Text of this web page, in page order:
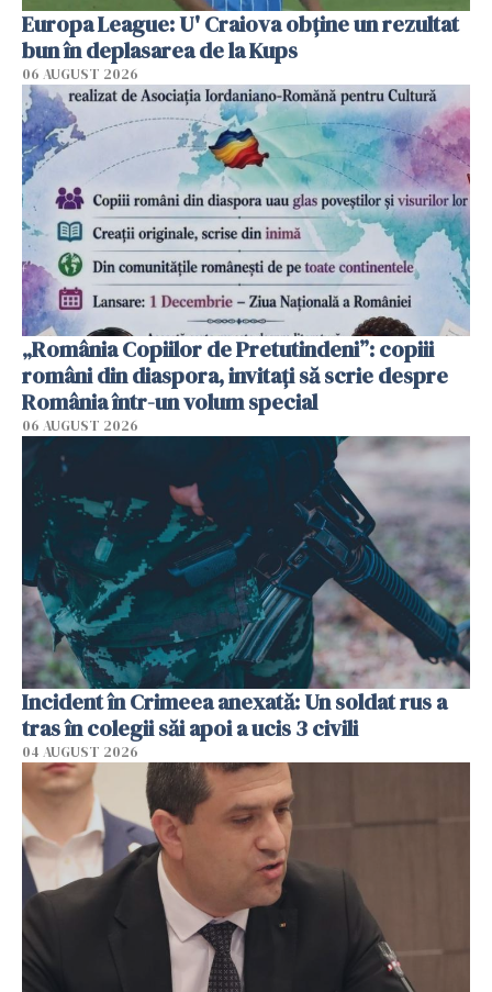
Europa League: U' Craiova obține un rezultat
bun în deplasarea de la Kups
06 AUGUST 2026
„România Copiilor de Pretutindeni”: copiii
români din diaspora, invitați să scrie despre
România într-un volum special
06 AUGUST 2026
Incident în Crimeea anexată: Un soldat rus a
tras în colegii săi apoi a ucis 3 civili
04 AUGUST 2026